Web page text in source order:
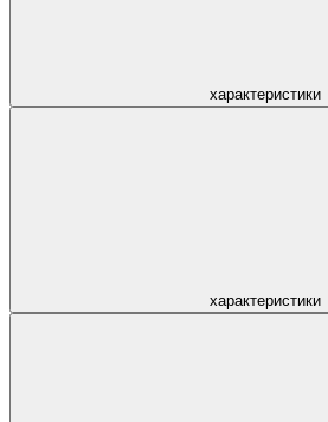
характеристики
характеристики